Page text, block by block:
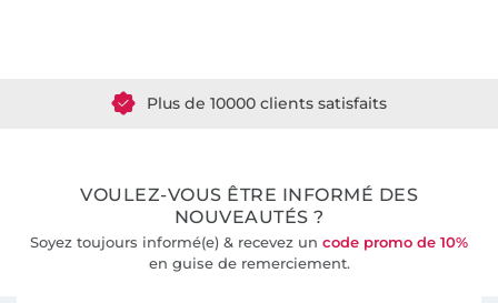
VOULEZ-VOUS ÊTRE INFORMÉ DES
NOUVEAUTÉS ?
Soyez toujours informé(e) & recevez un code promo de 10%
en guise de remerciement.